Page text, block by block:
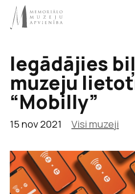
100%
125%
Kontrasts
Iegādājies
muzeju
“Mobilly”
15 nov 2021 Visi muzeji